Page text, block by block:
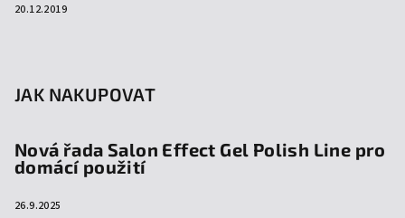
20.12.2019
JAK NAKUPOVAT
Nová řada Salon Effect Gel Polish Line pro
domácí použití
26.9.2025